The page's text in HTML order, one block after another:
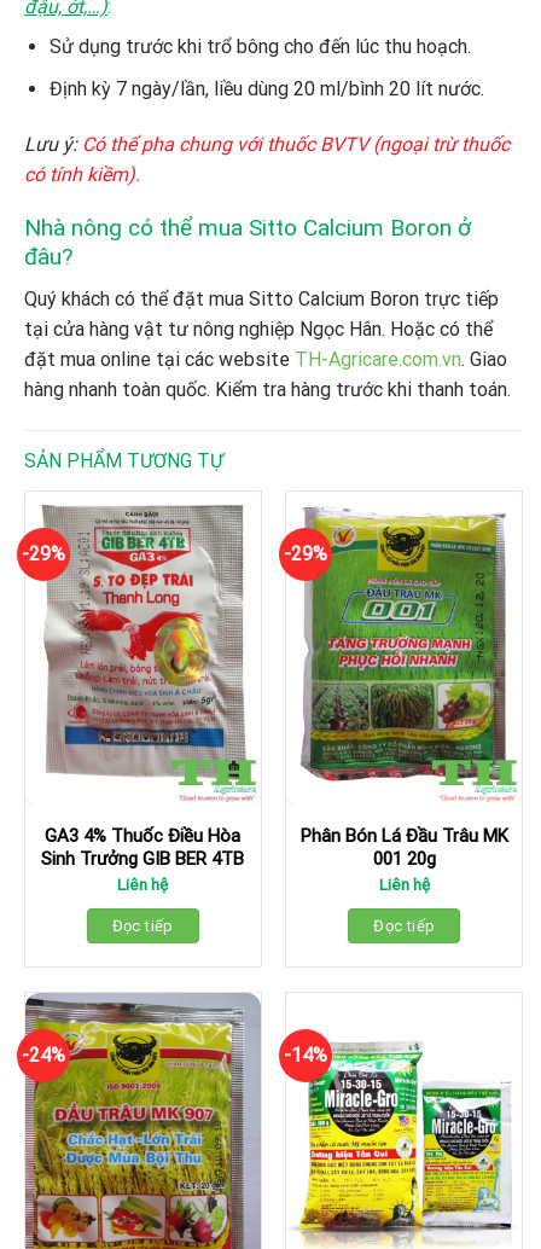
đậu, ớt,…):
Sử dụng trước khi trổ bông cho đến lúc thu hoạch.
Định kỳ 7 ngày/lần, liều dùng 20 ml/bình 20 lít nước.
Lưu ý: Có thể pha chung với thuốc BVTV (ngoại trừ thuốc
có tính kiềm).
Nhà nông có thể mua Sitto Calcium Boron ở
đâu?
Quý khách có thể đặt mua Sitto Calcium Boron trực tiếp
tại cửa hàng vật tư nông nghiệp Ngọc Hân. Hoặc có thể
đặt mua online tại các website TH-Agricare.com.vn. Giao
hàng nhanh toàn quốc. Kiểm tra hàng trước khi thanh toán.
SẢN PHẨM TƯƠNG TỰ
-29%
GA3 4% Thuốc Điều Hòa
Sinh Trưởng GIB BER 4TB
Liên hệ
Đọc tiếp
-29%
Phân Bón Lá Đầu Trâu MK
001 20g
Liên hệ
Đọc tiếp
-24% -14%